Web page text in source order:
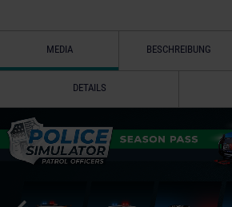
MEDIA BESCHREIBUNG
DETAILS